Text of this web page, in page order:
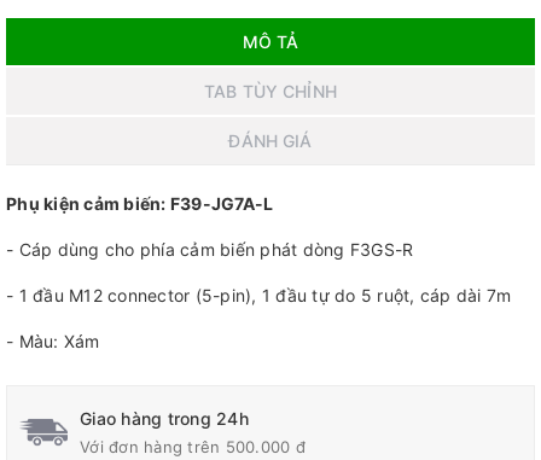
MÔ TẢ
TAB TÙY CHỈNH
ĐÁNH GIÁ
Phụ kiện cảm biến: F39-JG7A-L
- Cáp dùng cho phía cảm biến phát dòng F3GS-R
- 1 đầu M12 connector (5-pin), 1 đầu tự do 5 ruột, cáp dài 7m
- Màu: Xám
Giao hàng trong 24h
Với đơn hàng trên 500.000 đ